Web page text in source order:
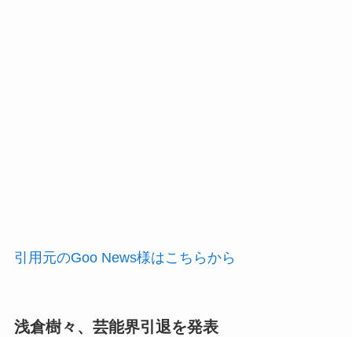
引用元のGoo News様はこちらから
浅倉樹々、芸能界引退を発表